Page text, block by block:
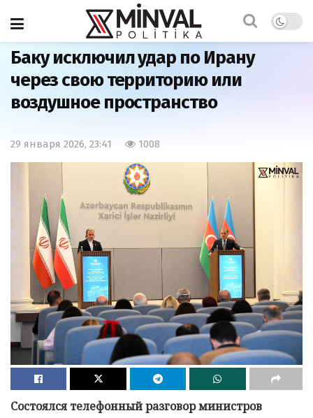
Главная Политика
Баку исключил удар по Ирану
через свою территорию или
воздушное пространство
29 января 2026, 23:41 1008
Состоялся телефонный разговор министров